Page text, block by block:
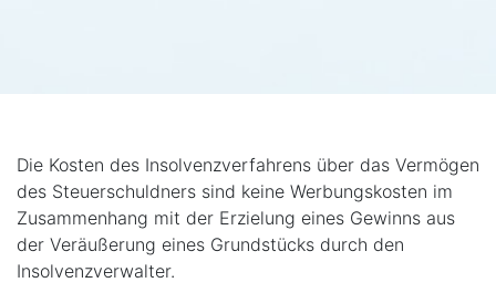
Die Kosten des Insolvenzverfahrens über das Vermögen
des Steuerschuldners sind keine Werbungskosten im
Zusammenhang mit der Erzielung eines Gewinns aus
der Veräußerung eines Grundstücks durch den
Insolvenzverwalter.